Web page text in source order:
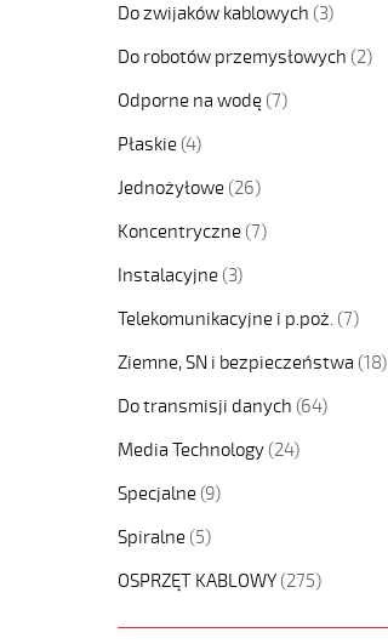
Do zwijaków kablowych (3)
Do robotów przemysłowych (2)
Odporne na wodę (7)
Płaskie (4)
Jednożyłowe (26)
Koncentryczne (7)
Instalacyjne (3)
Telekomunikacyjne i p.poż. (7)
Ziemne, SN i bezpieczeństwa (18)
Do transmisji danych (64)
Media Technology (24)
Specjalne (9)
Spiralne (5)
OSPRZĘT KABLOWY (275)